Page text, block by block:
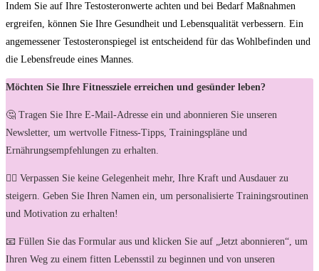
Indem Sie⁢ auf Ihre Testosteronwerte achten und bei Bedarf⁣ Maßnahmen
ergreifen, können Sie Ihre Gesundheit und Lebensqualität ‌verbessern. Ein ​
angemessener⁤ Testosteronspiegel ist entscheidend für das Wohlbefinden und
die Lebensfreude eines Mannes.
Möchten Sie Ihre Fitnessziele erreichen und gesünder leben?
🤔 Tragen Sie Ihre E-Mail-Adresse ein und abonnieren Sie unseren
Newsletter, um wertvolle Fitness-Tipps, Trainingspläne und
Ernährungsempfehlungen zu erhalten.
🏋️‍♀️ Verpassen Sie keine Gelegenheit mehr, Ihre Kraft und Ausdauer zu
steigern. Geben Sie Ihren Namen ein, um personalisierte Trainingsroutinen
und Motivation zu erhalten!
📧 Füllen Sie das Formular aus und klicken Sie auf „Jetzt abonnieren“, um
Ihren Weg zu einem fitten Lebensstil zu beginnen und von unseren